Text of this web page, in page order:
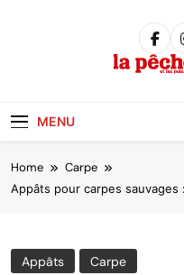
MENU
Home Carpe
Appâts pour carpes
Appâts Carpe